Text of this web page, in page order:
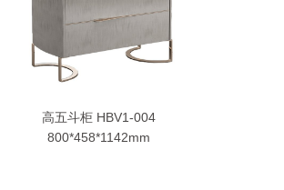
高五斗柜 HBV1-004
800*458*1142mm